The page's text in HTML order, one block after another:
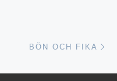
BÖN OCH FIKA